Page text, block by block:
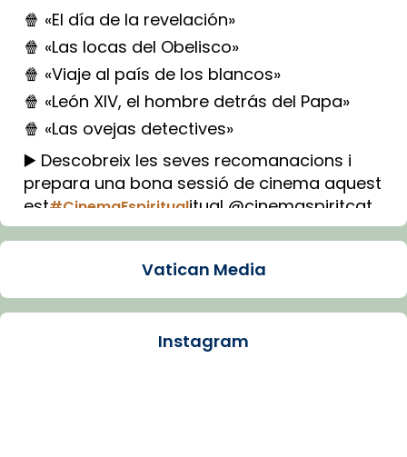
🍿 «El día de la revelación»
🍿 «Las locas del Obelisco»
🍿 «Viaje al país de los blancos»
🍿 «León XIV, el hombre detrás del Papa»
🍿 «Las ovejas detectives»
▶️ Descobreix les seves recomanacions i
prepara una bona sessió de cinema aquest
est#CinemaEspiritualitual @cinemaspiritcat
Imatge: Generada amb IA (OpenAI)
Arquebisbat de Barcelona
Vatican Media
Instagram